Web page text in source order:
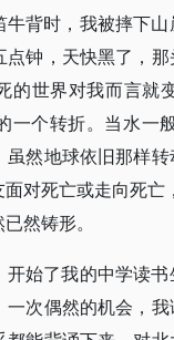
背时，我被摔下
钟，天快黑了，
的世界对我而言
一个转折。当水一
然地球依旧那样
对死亡或走向死亡
然铸形。
始了我的中学读
次偶然的机会，